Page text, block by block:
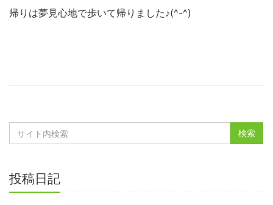
帰りは夢見心地で歩いて帰りました♪(^-^)
投稿日記